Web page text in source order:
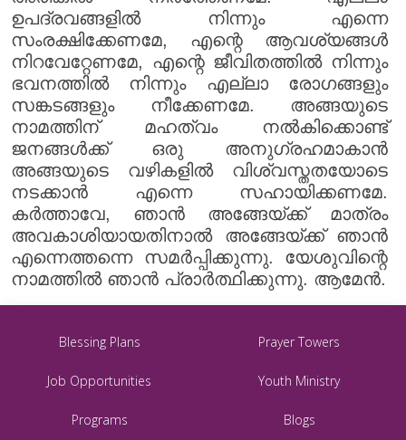
ഉപദ്രവങ്ങളിൽ നിന്നും എന്നെ
സംരക്ഷിക്കേണമേ, എന്റെ ആവശ്യങ്ങൾ
നിറവേറ്റേണമേ, എന്റെ ജീവിതത്തിൽ നിന്നും
ഭവനത്തിൽ നിന്നും എല്ലാ രോഗങ്ങളും
സങ്കടങ്ങളും നീക്കേണമേ. അങ്ങയുടെ
നാമത്തിന് മഹത്വം നൽകിക്കൊണ്ട്
ജനങ്ങൾക്ക് ഒരു അനുഗ്രഹമാകാൻ
അങ്ങയുടെ വഴികളിൽ വിശ്വസ്തതയോടെ
നടക്കാൻ എന്നെ സഹായിക്കണമേ.
കർത്താവേ, ഞാൻ അങ്ങേയ്ക്ക് മാത്രം
അവകാശിയായതിനാൽ അങ്ങേയ്ക്ക് ഞാൻ
എന്നെത്തന്നെ സമർപ്പിക്കുന്നു. യേശുവിന്റെ
നാമത്തിൽ ഞാൻ പ്രാർത്ഥിക്കുന്നു. ആമേൻ.
Blessing Plans Prayer Towers
Job Opportunities Youth Ministry
Programs Blogs